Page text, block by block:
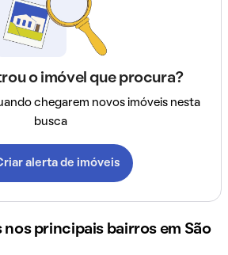
o imóvel que procura?
chegarem novos imóveis nesta
busca
alerta de imóveis
nos principais bairros em São